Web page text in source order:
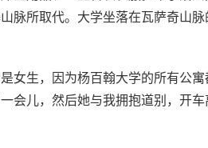
脉所取代。大学坐落在瓦萨奇山脉
女生，因为杨百翰大学的所有公寓
会儿，然后她与我拥抱道别，开车